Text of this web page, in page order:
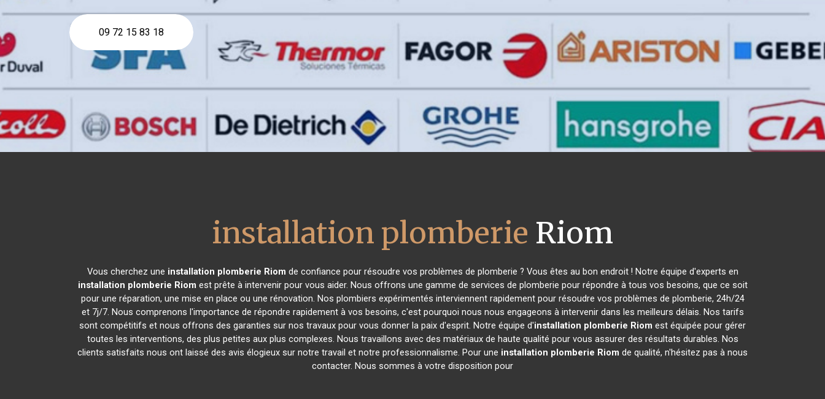
09 72 15 83 18
installation plomberie Riom
Vous cherchez une installation plomberie Riom de confiance pour résoudre vos problèmes de plomberie ? Vous êtes au bon endroit ! Notre équipe d'experts en
installation plomberie Riom est prête à intervenir pour vous aider. Nous offrons une gamme de services de plomberie pour répondre à tous vos besoins, que ce soit
pour une réparation, une mise en place ou une rénovation. Nos plombiers expérimentés interviennent rapidement pour résoudre vos problèmes de plomberie, 24h/24
et 7j/7. Nous comprenons l'importance de répondre rapidement à vos besoins, c'est pourquoi nous nous engageons à intervenir dans les meilleurs délais. Nos tarifs
sont compétitifs et nous offrons des garanties sur nos travaux pour vous donner la paix d'esprit. Notre équipe d'installation plomberie Riom est équipée pour gérer
toutes les interventions, des plus petites aux plus complexes. Nous travaillons avec des matériaux de haute qualité pour vous assurer des résultats durables. Nos
clients satisfaits nous ont laissé des avis élogieux sur notre travail et notre professionnalisme. Pour une installation plomberie Riom de qualité, n'hésitez pas à nous
contacter. Nous sommes à votre disposition pour